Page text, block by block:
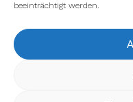
beeinträchtigt werden.
Wir verwenden Cookies,